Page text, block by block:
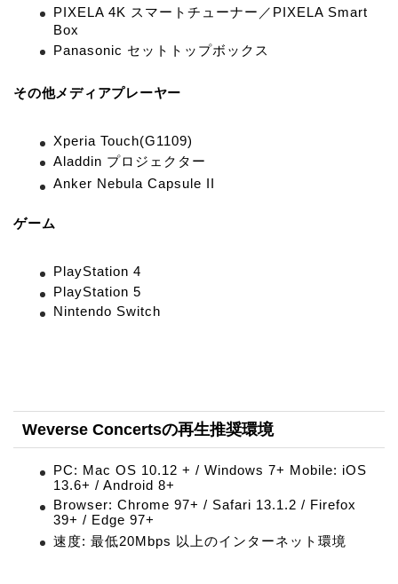
PIXELA 4K スマートチューナー／PIXELA Smart
Box
Panasonic セットトップボックス
その他メディアプレーヤー
Xperia Touch(G1109)
Aladdin プロジェクター
Anker Nebula Capsule II
ゲーム
PlayStation 4
PlayStation 5
Nintendo Switch
Weverse Concertsの再生推奨環境
PC: Mac OS 10.12 + / Windows 7+ Mobile: iOS
13.6+ / Android 8+
Browser: Chrome 97+ / Safari 13.1.2 / Firefox
39+ / Edge 97+
速度: 最低20Mbps 以上のインターネット環境